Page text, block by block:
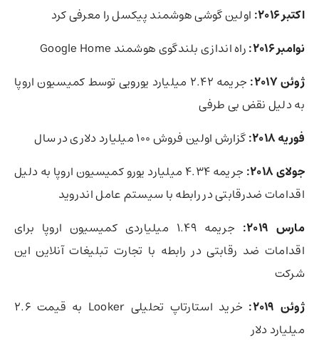
اکتبر 2016:
اولین گوشی هوشمند پیکسل را معرفی کرد
نوامبر 2016:
راه اندازی بلندگوی هوشمند Google Home
ژوئن 2017:
جریمه 2.42 میلیارد یورویی توسط کمیسیون اروپا
به دلیل نقض بی طرفی
فوریه 2018:
گزارش اولین فروش 100 میلیارد دلاری در سال
جولای 2018:
جریمه 4.34 میلیارد یورو کمیسیون اروپا به دلیل
اقدامات ضدرقابتی در رابطه با سیستم عامل اندروید
مارس 2019:
جریمه 1.49 میلیاردی کمیسیون اروپا برای
اقدامات ضد رقابتی در رابطه با تجارت تبلیغات آنلاین این
شرکت
ژوئن 2019:
خرید استارتاپ تحلیلی Looker به قیمت 2.6
میلیارد دلار